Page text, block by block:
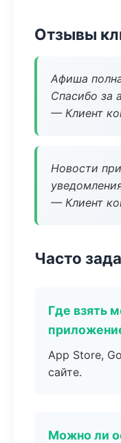
Отзывы
Афиша
Спасибо за
— Клиент
Новости
— Клиент
Часто
Где взять
App Store,
сайте.
Можно ли